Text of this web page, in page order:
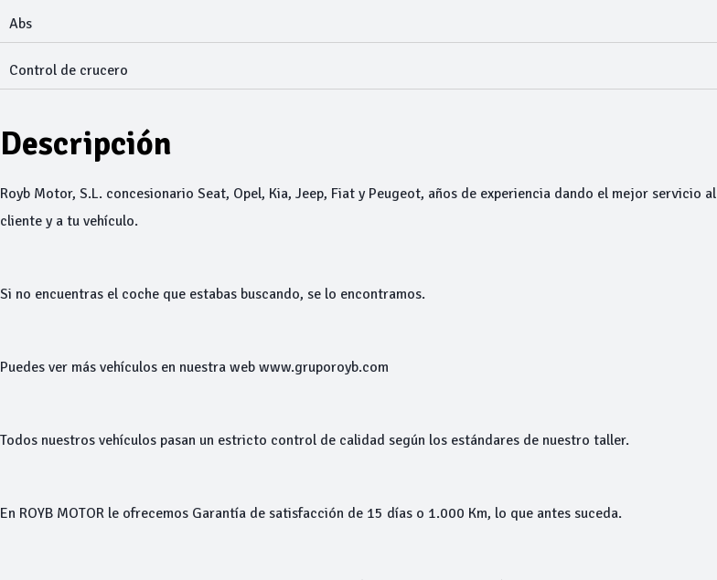
Abs
Control de crucero
Descripción
Royb Motor, S.L. concesionario Seat, Opel, Kia, Jeep, Fiat y Peugeot, años de experiencia dando el mejor servicio al
cliente y a tu vehículo.
Si no encuentras el coche que estabas buscando, se lo encontramos.
Puedes ver más vehículos en nuestra web www.gruporoyb.com
Todos nuestros vehículos pasan un estricto control de calidad según los estándares de nuestro taller.
En ROYB MOTOR le ofrecemos Garantía de satisfacción de 15 días o 1.000 Km, lo que antes suceda.